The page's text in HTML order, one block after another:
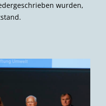
wurden,